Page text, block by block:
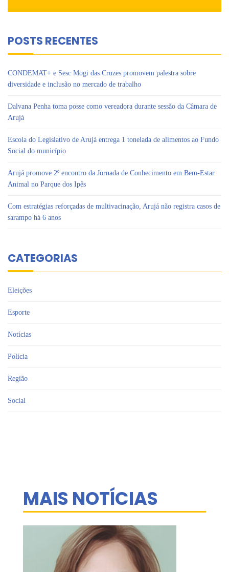
POSTS RECENTES
CONDEMAT+ e Sesc Mogi das Cruzes promovem palestra sobre
diversidade e inclusão no mercado de trabalho
Dalvana Penha toma posse como vereadora durante sessão da Câmara de
Arujá
Escola do Legislativo de Arujá entrega 1 tonelada de alimentos ao Fundo
Social do município
Arujá promove 2º encontro da Jornada de Conhecimento em Bem-Estar
Animal no Parque dos Ipês
Com estratégias reforçadas de multivacinação, Arujá não registra casos de
sarampo há 6 anos
CATEGORIAS
Eleições
Esporte
Notícias
Polícia
Região
Social
MAIS NOTÍCIAS